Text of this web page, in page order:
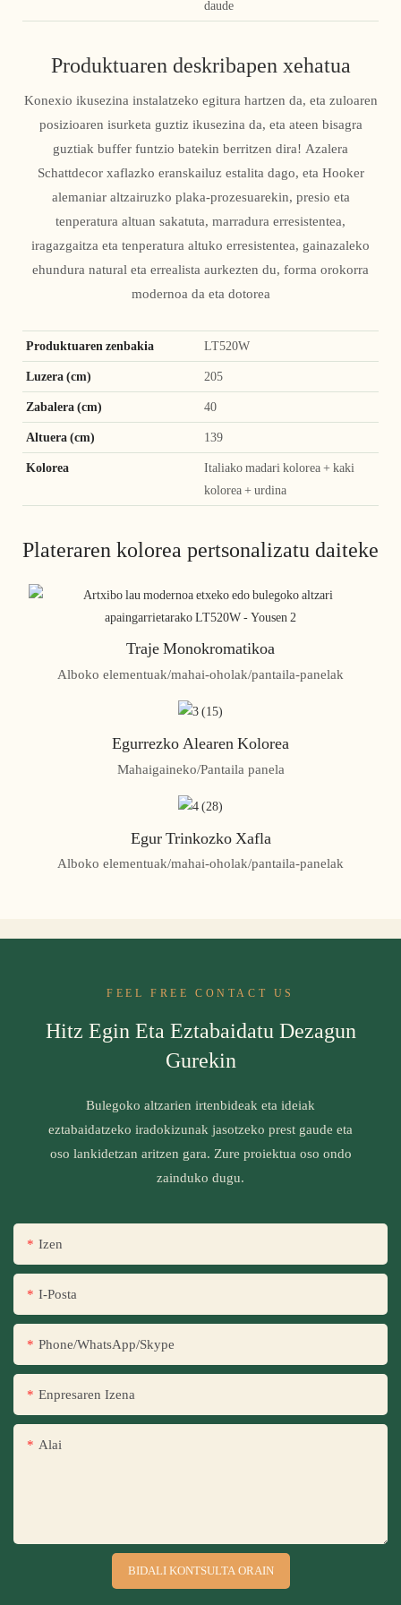
daude
Produktuaren deskribapen xehatua
Konexio ikusezina instalatzeko egitura hartzen da, eta zuloaren
posizioaren isurketa guztiz ikusezina da, eta ateen bisagra
guztiak buffer funtzio batekin berritzen dira! Azalera
Schattdecor xaflazko eranskailuz estalita dago, eta Hooker
alemaniar altzairuzko plaka-prozesuarekin, presio eta
tenperatura altuan sakatuta, marradura erresistentea,
iragazgaitza eta tenperatura altuko erresistentea, gainazaleko
ehundura natural eta errealista aurkezten du, forma orokorra
modernoa da eta dotorea
Produktuaren zenbakia LT520W
Luzera (cm) 205
Zabalera (cm) 40
Altuera (cm) 139
Kolorea
Italiako madari kolorea + kaki
kolorea + urdina
Plateraren kolorea pertsonalizatu daiteke
Traje Monokromatikoa
Alboko elementuak/mahai-oholak/pantaila-panelak
Egurrezko Alearen Kolorea
Mahaigaineko/Pantaila panela
Egur Trinkozko Xafla
Alboko elementuak/mahai-oholak/pantaila-panelak
FEEL FREE CONTACT US
Hitz Egin Eta Eztabaidatu Dezagun
Gurekin
Bulegoko altzarien irtenbideak eta ideiak
eztabaidatzeko iradokizunak jasotzeko prest gaude eta
oso lankidetzan aritzen gara. Zure proiektua oso ondo
zainduko dugu.
Izen
I-Posta
Phone/WhatsApp/Skype
Enpresaren Izena
Alai
BIDALI KONTSULTA ORAIN